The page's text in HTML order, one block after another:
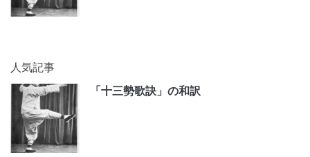
人気記事
「十三勢歌訣」の和訳